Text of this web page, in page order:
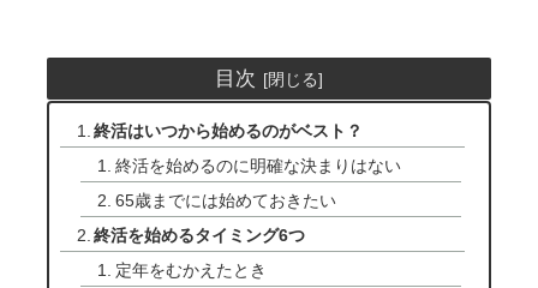
目次
終活はいつから始めるのがベスト？
終活を始めるのに明確な決まりはない
65歳までには始めておきたい
終活を始めるタイミング6つ
定年をむかえたとき